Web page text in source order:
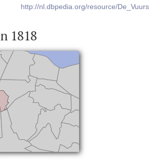
http://nl.dbpedia.org/resource/
1818